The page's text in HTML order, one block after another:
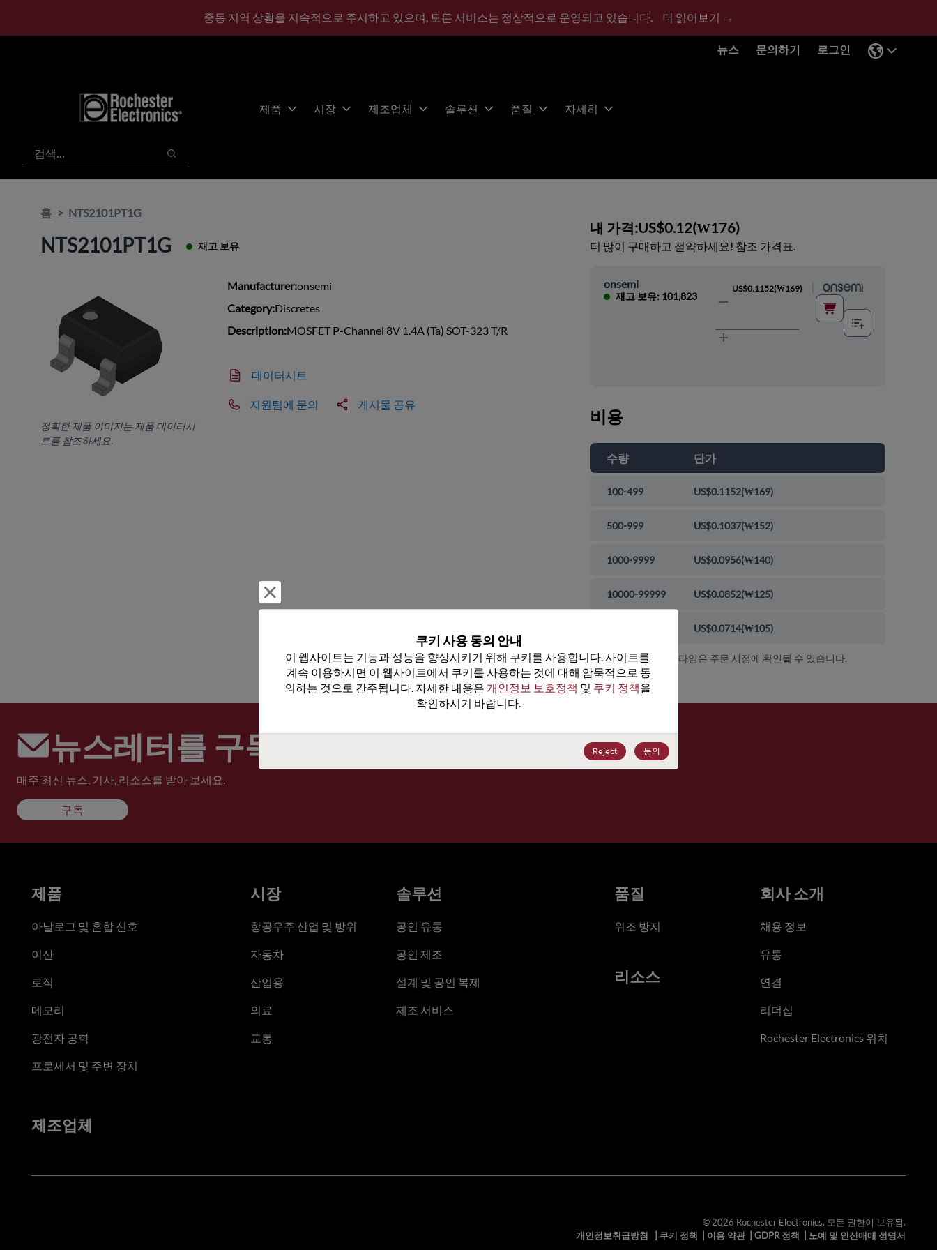
중동 지역 상황을 지속적으로 주시하고 있으며, 모든 서비스는 정상적으로 운영되고 있습니다. 더 읽어보기 →
뉴스 문의하기 로그인
제품 시장 제조업체 솔루션 품질 자세히
검색
검색
홈 NTS2101PT1G
NTS2101PT1G 재고 보유
정확한 제품 이미지는 제품 데이터시
트를 참조하세요.
Manufacturer:onsemi
Category:Discretes
Description:MOSFET P-Channel 8V 1.4A (Ta) SOT-323 T/R
데이터시트
지원팀에 문의 게시물 공유
내 가격:US$0.12(₩176)
더 많이 구매하고 절약하세요! 참조 가격표.
onsemi
재고 보유: 101,823
US$0.1152(₩169)
비용
수량 단가
100-499 US$0.1152(₩169)
500-999 US$0.1037(₩152)
1000-9999 US$0.0956(₩140)
10000-99999 US$0.0852(₩125)
US$0.0714(₩105)
가격, 가용성 및 리드 타임은 주문 시점에 확인될 수 있습니다.
뉴스레터를 구독하세요
매주 최신 뉴스, 기사, 리소스를 받아 보세요.
구독
쿠키 사용 동의 안내
이 웹사이트는 기능과 성능을 향상시키기 위해 쿠키를 사용합니다. 사이트를
계속 이용하시면 이 웹사이트에서 쿠키를 사용하는 것에 대해 암묵적으로 동
의하는 것으로 간주됩니다. 자세한 내용은 개인정보 보호정책 및 쿠키 정책을
확인하시기 바랍니다.
Reject 동의
제품
아날로그 및 혼합 신호
이산
로직
메모리
광전자 공학
프로세서 및 주변 장치
시장
항공우주 산업 및 방위
자동차
산업용
의료
교통
솔루션
공인 유통
공인 제조
설계 및 공인 복제
제조 서비스
품질
위조 방지
리소스
회사 소개
채용 정보
유통
연결
리더십
Rochester Electronics 위치
제조업체
© 2026 Rochester Electronics. 모든 권한이 보유됨.
개인정보취급방침
쿠키 정책 이용 약관| GDPR 정책 노예 및 인신매매 성명서